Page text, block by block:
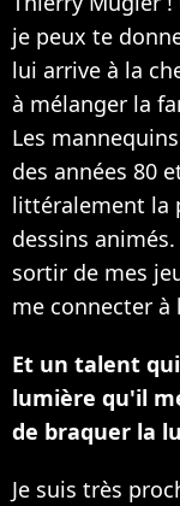
je peux te
lui arrive à la
à mélanger la
Les
des années 80
littéralement la
dessins
sortir de mes
me connecter à
Et un talent
lumière qu'il
de braquer la
Je suis très